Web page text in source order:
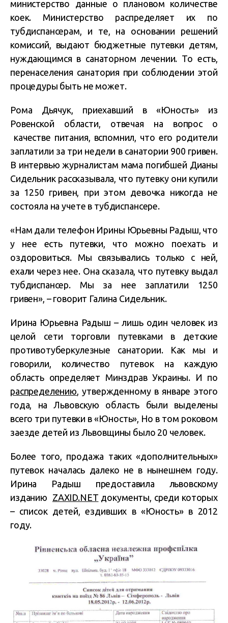
министерство данные о плановом количестве
коек. Министерство распределяет их по
тубдиспансерам, и те, на основании решений
комиссий, выдают бюджетные путевки детям,
нуждающимся в санаторном лечении. То есть,
перенаселения санатория при соблюдении этой
процедуры быть не может.
Рома Дьячук, приехавший в «Юность» из
Ровенской области, отвечая на вопрос о
качестве питания, вспомнил, что его родители
заплатили за три недели в санатории 900 гривен.
В интервью журналистам мама погибшей Дианы
Сидельник рассказывала, что путевку они купили
за 1250 гривен, при этом девочка никогда не
состояла на учете в тубдиспансере.
«Нам дали телефон Ирины Юрьевны Радыш, что
у нее есть путевки, что можно поехать и
оздоровиться. Мы связывались только с ней,
ехали через нее. Она сказала, что путевку выдал
тубдиспансер. Мы за нее заплатили 1250
гривен», – говорит Галина Сидельник.
Ирина Юрьевна Радыш – лишь один человек из
целой сети торговли путевками в детские
противотуберкулезные санатории. Как мы и
говорили, количество путевок на каждую
область определяет Минздрав Украины. И по
распределению, утвержденному в январе этого
года, на Львовскую область были выделены
всего три путевки в «Юность», Но в том роковом
заезде детей из Львовщины было 20 человек.
Более того, продажа таких «дополнительных»
путевок началась далеко не в нынешнем году.
Ирина Радыш предоставила львовскому
изданию ZAXID.NET документы, среди которых
– список детей, ездивших в «Юность» в 2012
году.